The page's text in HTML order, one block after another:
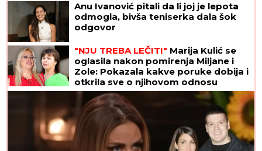
Anu Ivanović pitali da li joj je lepota
odmogla, bivša teniserka dala šok
odgovor
"NJU TREBA LEČITI" Marija Kulić se
oglasila nakon pomirenja Miljane i
Zole: Pokazala kakve poruke dobija i
otkrila sve o njihovom odnosu